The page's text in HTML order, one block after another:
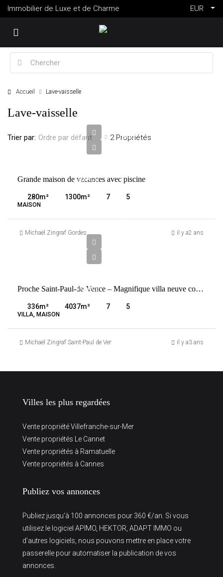
Immobilier de Luxe et de Charme EUR
Accueil Lave-vaisselle
Lave-vaisselle
2 Propriétés
Trier par: Ordre par défaut
FRANCE
000
Grande maison de vacances avec piscine
280m² 1300m² 7 5
MAISON
Michaël Zingraf Gordes il y a2 ans
FRANCE
6
Proche Saint-Paul-de-Vence – Magnifique villa neuve contemporaine vue mer
336m² 4037m² 7 5
VILLA, MAISON
Michaël Zingraf Saint-Paul de Vence il y a3 ans
Villes les plus regardées
Vente propriété Villefranche-sur-Mer
Vente propriétés Le Cannet
Vente propriétés à Ramatuelle
Vente propriétés à Cannes
Publiez vos annonces
Publiez jusqu’à 100 annonces pour 360 €/an. Si vous
utilisez le logiciel APIMO, HEKTOR, ADAPT IMMO ou
d’autres logiciels, nous pouvons mettre en place votre
passerelle pour automatiser la publication de vos
annonces.